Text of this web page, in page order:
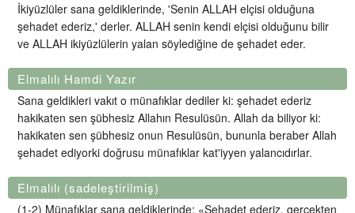
İkiyüzlüler sana geldiklerinde, 'Senin ALLAH elçisi olduğuna
şehadet ederiz,' derler. ALLAH senin kendi elçisi olduğunu bilir
ve ALLAH ikiyüzlülerin yalan söylediğine de şehadet eder.
Elmalılı Hamdi Yazır
Sana geldikleri vakıt o münafıklar dediler ki: şehadet ederiz
hakikaten sen şübhesiz Allahın Resulüsün. Allah da biliyor ki:
hakikaten sen şübhesiz onun Resulüsün, bununla beraber Allah
şehadet ediyorki doğrusu münafıklar kat'iyyen yalancıdırlar.
Elmalılı (sadeleştirilmiş)
(1-2) Münafıklar sana geldiklerinde: «Şehadet ederiz, gerçekten